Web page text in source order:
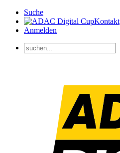
Suche
Kontakt
Anmelden